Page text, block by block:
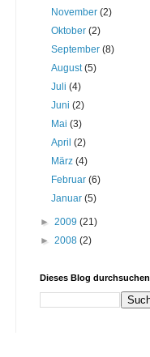
November(2)
Oktober(2)
September(8)
August(5)
Juli(4)
Juni(2)
Mai(3)
April(2)
März(4)
Februar(6)
Januar(5)
► 2009 (21)
► 2008 (2)
Dieses Blog durchsuchen